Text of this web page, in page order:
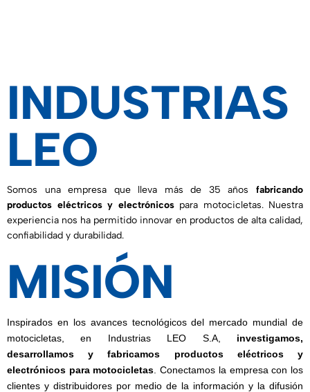
INDUSTRIAS
LEO
Somos una empresa que lleva más de 35 años fabricando
productos eléctricos y electrónicospara motocicletas. Nuestra
experiencia nos ha permitido innovar en productos de alta calidad,
confiabilidad y durabilidad.
MISIÓN
Inspirados en los avances tecnológicos del mercado mundial de
motocicletas, en Industrias LEO S.A, investigamos,
desarrollamos y fabricamos productos eléctricos y
electrónicos para motocicletas . Conectamos la empresa con los
clientes y distribuidores por medio de la información y la difusión